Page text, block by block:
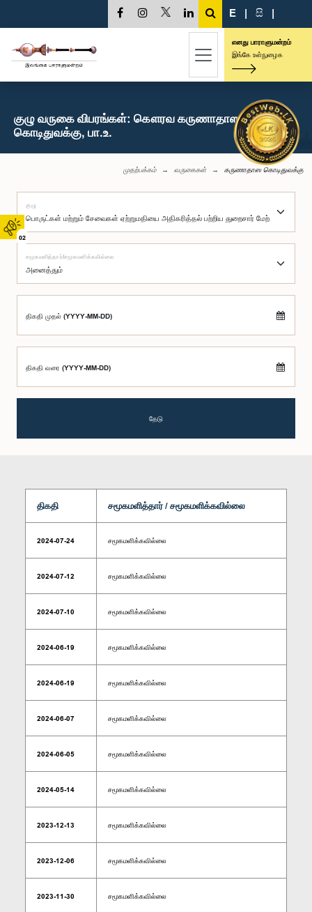
02
E | සි |
எனது பாராளுமன்றம்
இங்கே உள்நுழைக
குழு வருகை விபரங்கள்: கௌரவ கருணாதாஸ
கொடிதுவக்கு, பா.உ.
முதற்பக்கம் வருகைகள் கருணாதாஸ கொடிதுவக்கு
குழு
சமூகமளித்தார்/சமூகமளிக்கவில்லை
திகதி முதல் (YYYY-MM-DD)
திகதி வரை (YYYY-MM-DD)
தேடு
திகதி சமூகமளித்தார் / சமூகமளிக்கவில்லை
2024-07-24 சமூகமளிக்கவில்லை
2024-07-12 சமூகமளிக்கவில்லை
2024-07-10 சமூகமளிக்கவில்லை
2024-06-19 சமூகமளிக்கவில்லை
2024-06-19 சமூகமளிக்கவில்லை
2024-06-07 சமூகமளிக்கவில்லை
2024-06-05 சமூகமளிக்கவில்லை
2024-05-14 சமூகமளிக்கவில்லை
2023-12-13 சமூகமளிக்கவில்லை
2023-12-06 சமூகமளிக்கவில்லை
2023-11-30 சமூகமளிக்கவில்லை